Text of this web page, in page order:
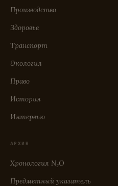
Производство
Здоровье
Транспорт
Экология
Право
История
Интервью
АРХИВ
Хронология N₂O
Предметный указатель